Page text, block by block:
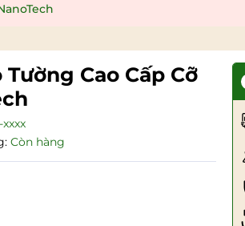
Cao Cấp Cỡ
xxxx
Còn hàng